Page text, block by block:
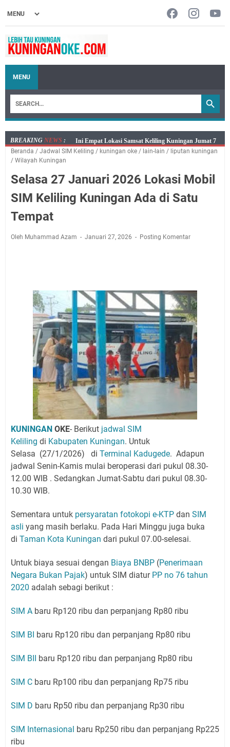
MENU
BREAKING NEWS :
Jumat 7 Agustus 2026 Mobil SIM Keliling Ada di
Kecamatan Sindangagung
Dicabut Dari Hidupmu, Kamu Akan Tetap Berjalan
Kelaparan Meskipun Memiliki Sekarung Penuh Uang
Salat Lima Waktu itu Bukan Cuma Kewajiban, Tapi
12 Ribu Liter
Uniku Jadi Tuan Rumah Pendampingan Penyusunan
Dokumen SPMI
Sudahkah Kita Merdeka Dari Hawa Nafsu?
Info Sembako di Pasar Kepuh Kuningan Kamis 6
Agustus 2026, Daging Naik, Telur Turun
Agenda Kegiatan Bupati Kuningan Jumat 7 Agustus
2026 Ada Tiga, Tapi yang Bakal Dihadiri Hanya Satu
Ini Empat Lokasi Samsat Keliling Kuningan Jumat 7
Agustus 2026
Beranda / Jadwal SIM Keliling / kuningan oke / lain-lain / liputan kuningan
/ Wilayah Kuningan
Selasa 27 Januari 2026 Lokasi Mobil
SIM Keliling Kuningan Ada di Satu
Tempat
Oleh Muhammad Azam Januari 27, 2026 Posting Komentar
KUNINGAN OKE- Berikut jadwal SIM
Keliling di Kabupaten Kuningan. Untuk
Selasa (27/1/2026) di Terminal Kadugede. Adapun
jadwal Senin-Kamis mulai beroperasi dari pukul 08.30-
12.00 WIB . Sedangkan Jumat-Sabtu dari pukul 08.30-
10.30 WIB.
Sementara untuk persyaratan fotokopi e-KTP dan SIM
asli yang masih berlaku. Pada Hari Minggu juga buka
di Taman Kota Kuningan dari pukul 07.00-selesai.
Untuk biaya sesuai dengan Biaya BNBP (Penerimaan
Negara Bukan Pajak) untuk SIM diatur PP no 76 tahun
2020 adalah sebagi berikut :
SIM A baru Rp120 ribu dan perpanjang Rp80 ribu
SIM BI baru Rp120 ribu dan perpanjang Rp80 ribu
SIM BII baru Rp120 ribu dan perpanjang Rp80 ribu
SIM C baru Rp100 ribu dan perpanjang Rp75 ribu
SIM D baru Rp50 ribu dan perpanjang Rp30 ribu
SIM Internasional baru Rp250 ribu dan perpanjang Rp225
ribu